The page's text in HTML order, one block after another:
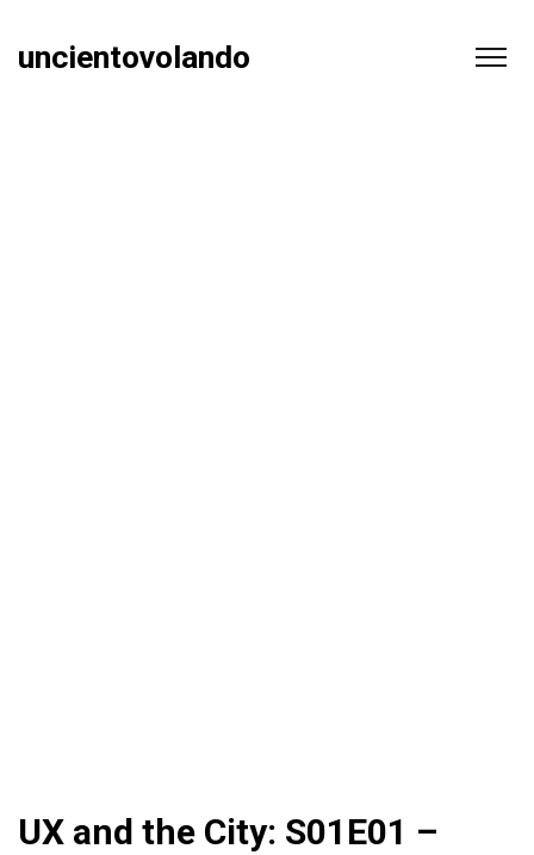
uncientovolando
UX and the City: S01E01 –